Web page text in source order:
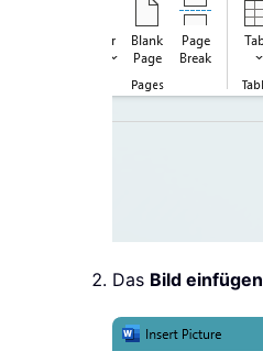
Das Bild einfügen